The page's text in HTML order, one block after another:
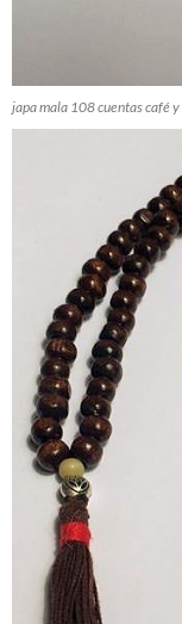
japa mala 108 cuentas café